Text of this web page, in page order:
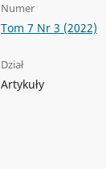
Numer
Tom 7 Nr 3 (2022)
Dział
Artykuły